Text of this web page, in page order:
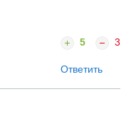
5 3
Ответить